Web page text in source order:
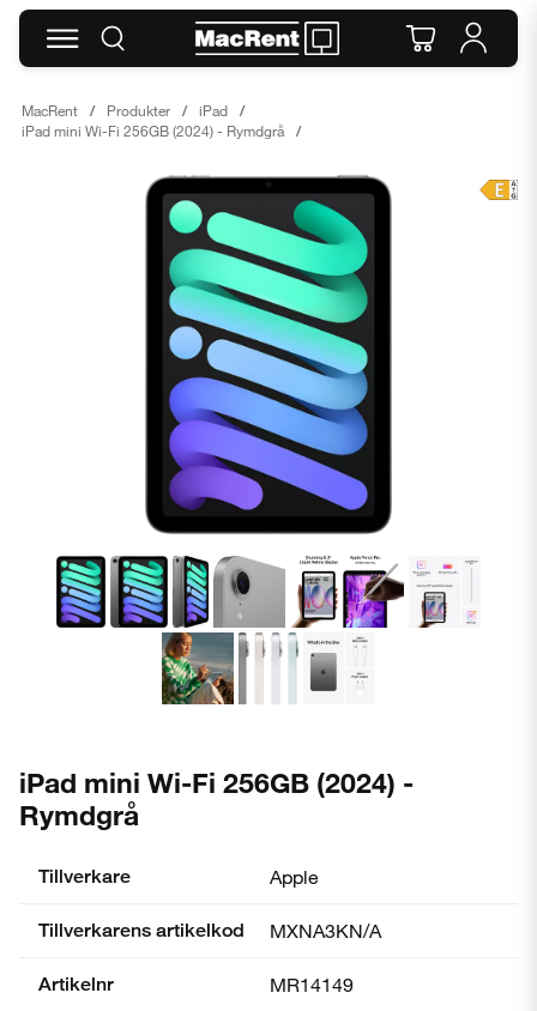
MacRent Produkter
iPad
iPad mini Wi-Fi 256GB (2024) - Rymdgrå
iPad mini Wi-Fi 256GB (2024) -
Rymdgrå
Tillverkare Apple
Tillverkarens artikelkod MXNA3KN/A
Artikelnr MR14149